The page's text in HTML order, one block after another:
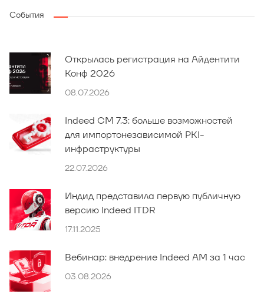
События
Открылась регистрация на Айдентити
Конф 2026
08.07.2026
Indeed CM 7.3: больше возможностей
для импортонезависимой PKI-
инфраструктуры
22.07.2026
Индид представила первую публичную
версию Indeed ITDR
17.11.2025
Вебинар: внедрение Indeed AM за 1 час
03.08.2026